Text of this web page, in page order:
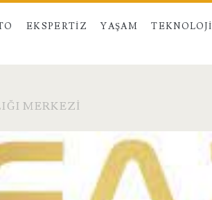
EKSPERTIZ YAŞAM TEKNOLOJI
MERKEZI